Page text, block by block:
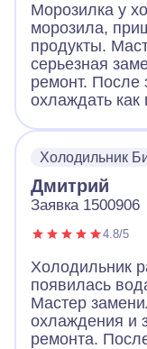
Морозилка у
морозила,
продукты.
серьезная
ремонт. После
охлаждать
Холодильник
Дмитрий
Заявка 1500906
4.8/5
Холодильник
появилась
Мастер
охлаждения и
ремонта.